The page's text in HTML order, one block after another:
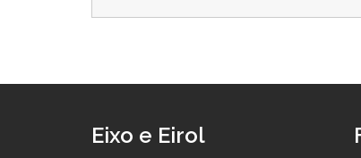
Eixo e Eirol